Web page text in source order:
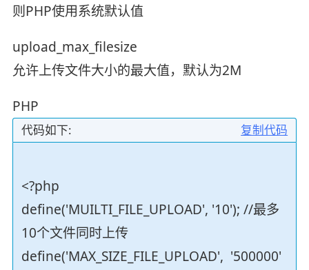
则PHP使用系统默认值
upload_max_filesize
允许上传文件大小的最大值，默认为2M
PHP
复制代码
代码如下:
<?php
define('MUILTI_FILE_UPLOAD', '10'); //最多
10个文件同时上传
define('MAX_SIZE_FILE_UPLOAD', '500000'